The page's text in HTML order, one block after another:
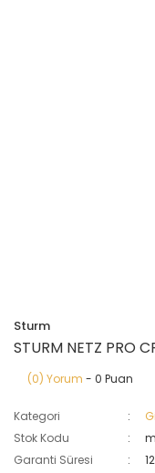
Sturm
STURM NETZ PRO
(0) Yorum - 0 Puan
Kategori
Stok Kodu
Garanti Süresi